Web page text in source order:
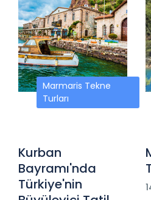
Marmaris Tekne
Turları
Kurban
Bayramı'nda
Türkiye'nin